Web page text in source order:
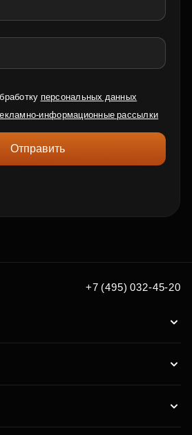
персональных данных
информационные рассылки
Отправить
+7 (495) 032-45-20